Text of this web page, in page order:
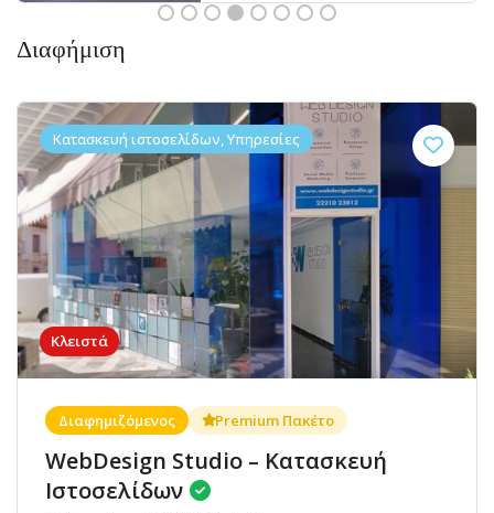
Διαφήμιση
Κλειστά
Κατασκευή ιστοσελίδων, Υπηρεσίες
Διαφημιζόμενος Premium Πακέτο
WebDesign Studio – Κατασκευή
Ιστοσελίδων